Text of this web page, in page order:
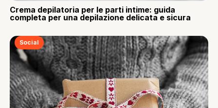
Crema depilatoria per le parti intime: guida
completa per una depilazione delicata e sicura
Social